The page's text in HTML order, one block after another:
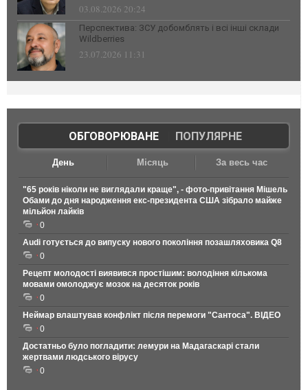
03.08.2026 20:24
Перспектива: ЗСУ добомблять і всі інші склади
Wildberries
23.07.2026 11:31
ОБГОВОРЮВАНЕ| ПОПУЛЯРНЕ
День Місяць За весь час
"65 років ніколи не виглядали краще", - фото-привітання Мішель
Обами до дня народження екс-президента США зібрало майже
мільйон лайків
0
Audi готується до випуску нового покоління позашляховика Q8
0
Рецепт молодості виявився простішим: володіння кількома
мовами омолоджує мозок на десяток років
0
Неймар влаштував конфлікт після перемоги "Сантоса". ВІДЕО
0
Достатньо було погладити: лемури на Мадагаскарі стали
жертвами людського вірусу
0